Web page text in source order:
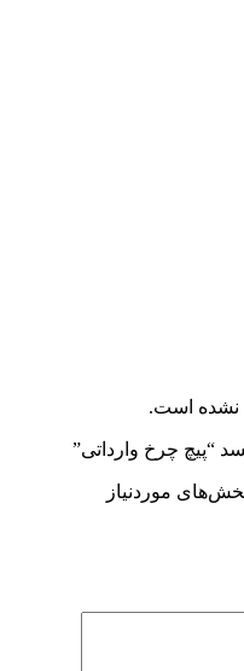
نشده است.
“پیچ چرخ وارداتی”
موردنیاز